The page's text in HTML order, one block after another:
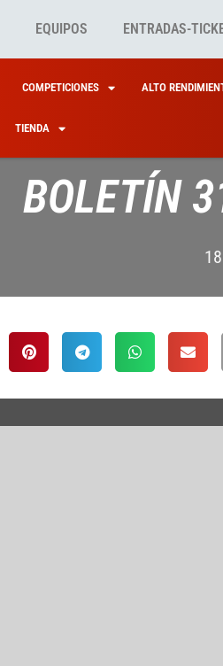
EQUIPOS ENTRADAS-
COMPETICIONES ALTO
TIENDA
BOLETÍN